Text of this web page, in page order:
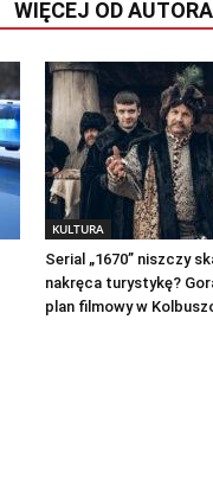
WIĘCEJ OD AUTORA
KULTURA
Serial „1670” niszczy
nakręca turystykę?
plan filmowy w